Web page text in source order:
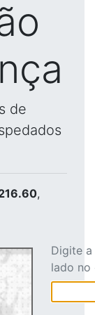
de
,
Digite
lado no